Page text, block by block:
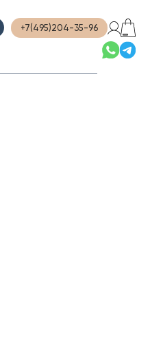
+7(495)204-35-96